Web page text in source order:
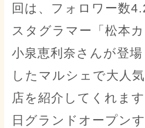
回は、フォロワー数
スタグラマー「松本
小泉恵利奈さんが登
したマルシェで大人
店を紹介してくれま
日グランドオープン